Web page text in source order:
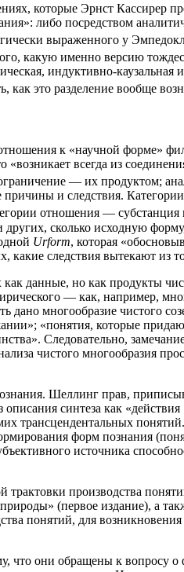
кото­рые Эрнст Кас­си­рер
либо посред­ством
выра­жен­но­го у
какую имен­но вер­сию
индук­тив­но-
как это раз­де­ле­ние вооб­ще
к «науч­ной фор­ме»
все­гда из
— их про­дук­том;
и след­ствия.
отно­ше­ния —
сколь­ко исход­ную
Urform, кото­рая
какие след­ствия выте­ка­ют из
дан­ные, но как про­дук­ты
— как, напри­мер,
мно­го­об­ра­зие чисто­го
«поня­тия, кото­рые
Сле­до­ва­тель­но,
чисто­го мно­го­об­ра­зия
Шел­линг прав,
син­те­за как «дей­ствия
транс­цен­ден­таль­ных
форм позна­ния
источ­ни­ка
трак­тов­ки про­из­вод­ства
(пер­вое изда­ние), а
поня­тий, для
что они обра­ще­ны к вопро­су